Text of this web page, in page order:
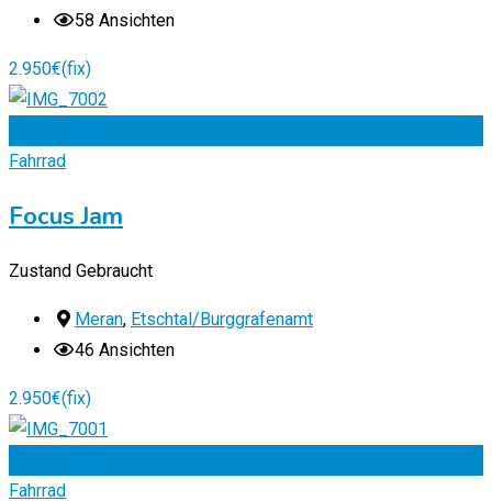
58 Ansichten
2.950€(fix)
Fahrrad
Focus Jam
Zustand Gebraucht
Meran, Etschtal/Burggrafenamt
46 Ansichten
2.950€(fix)
Fahrrad